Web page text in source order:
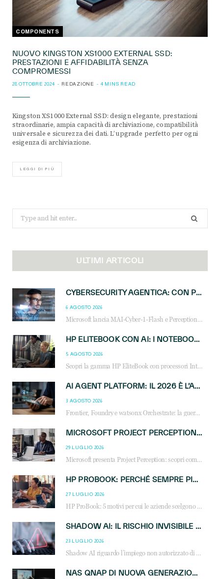
COMPONENTS
NUOVO KINGSTON XS1000 EXTERNAL SSD:
PRESTAZIONI E AFFIDABILITÀ SENZA
COMPROMESSI
28 OTTOBRE 2024 REDAZIONE 4 MINS READ
Kingston XS1000 External SSD: design elegante, prestazioni
straordinarie, ampia capacità di archiviazione, compatibilità
universale e sicurezza dei dati. L’upgrade perfetto per ogni
esigenza di archiviazione.
LEGGI DI PIÙ
Search
for:
ULTIMI ARTICOLI
CYBERSECURITY AGENTICA: CON PERCEPTION E MAI-CYBER-1-FLASH MICROSOFT APRE NUOVI SERVIZI PER IL CANALE
6 AGOSTO 2026
Microsoft lancia MAI-Cyber-1-Flash e Perception: cybersecurity agentica in preview dal 3 novembre. Cosa cambia per MSP, system integrator e reseller.
HP ELITEBOOK CON AI: I NOTEBOOK BUSINESS INTELLIGENTI CHE TRASFORMANO PRODUTTIVITÀ, SICUREZZA E LAVORO IBRIDO
5 AGOSTO 2026
Scopri la gamma HP EliteBook con processori Intel® Core™ Ultra e AMD Ryzen™ AI. Notebook business progettati per aumentare la produttività, migliorare la collaborazione e garantire sicurezza avanzata in ufficio e in mobilità.
AI AGENT PLATFORM: IL 2026 È L’ANNO DEL «SISTEMA OPERATIVO» PER GLI AGENTI AZIENDALI
3 AGOSTO 2026
Frontier, Foundry e watsonx Orchestrate: la guerra delle piattaforme AI agent ridisegna il mercato IT. Cosa cambia per reseller, MSP e system integrator.
MICROSOFT PROJECT PERCEPTION: COME GLI AGENTI AI CAMBIERANNO SOC, CYBERSECURITY E SERVIZI MSP
29 LUGLIO 2026
Microsoft presenta Project Perception: scopri come gli agenti AI possono trasformare cybersecurity, SOC e servizi gestiti degli MSP.
HP PROBOOK: PERCHÉ SEMPRE PIÙ AZIENDE SCELGONO NOTEBOOK PROGETTATI PER IL LAVORO MODERNO
27 LUGLIO 2026
HP ProBook: 5 motivi per cui le aziende scelgono i notebook business HP per migliorare produttività, sicurezza e gestione dell’AI.
SHADOW AI: IL RISCHIO INVISIBILE CHE LE AZIENDE POSSONO GOVERNARE
23 LUGLIO 2026
Shadow AI riguardo l’impiego non autorizzato di sistemi AI all’interno dell’azienda. E’ una pratica che si diffonde a partire dai dipendenti fino ai dirigenti e mette a repentaglio la cybersecurity, con costi più elevati per le organizzazioni. Due recenti report illustrano il fenomeno e forniscono dati in merito
NAS QNAP DI NUOVA GENERAZIONE: PIÙ PRESTAZIONI, SCALABILITÀ E PROTEZIONE DEI DATI PER LE INFRASTRUTTURE IT MODERNE